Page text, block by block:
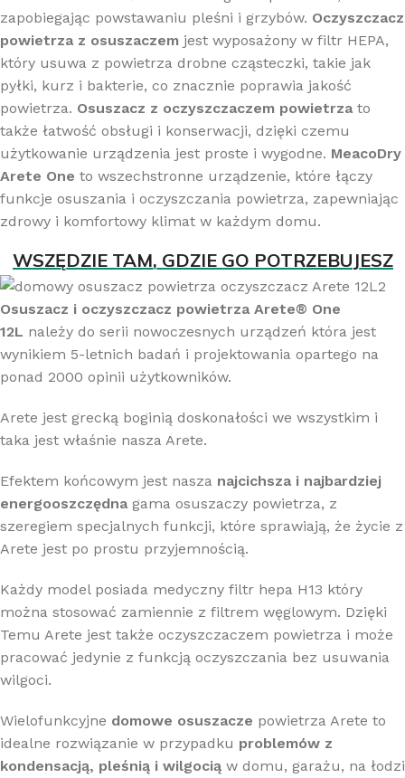
zapobiegając powstawaniu pleśni i grzybów. Oczyszczacz
powietrza z osuszaczem jest wyposażony w filtr HEPA,
który usuwa z powietrza drobne cząsteczki, takie jak
pyłki, kurz i bakterie, co znacznie poprawia jakość
powietrza. Osuszacz z oczyszczaczem powietrza to
także łatwość obsługi i konserwacji, dzięki czemu
użytkowanie urządzenia jest proste i wygodne. MeacoDry
Arete One to wszechstronne urządzenie, które łączy
funkcje osuszania i oczyszczania powietrza, zapewniając
zdrowy i komfortowy klimat w każdym domu.
WSZĘDZIE TAM, GDZIE GO POTRZEBUJESZ
Osuszacz i oczyszczacz powietrza Arete® One
12L należy do serii nowoczesnych urządzeń która jest
wynikiem 5-letnich badań i projektowania opartego na
ponad 2000 opinii użytkowników.
Arete jest grecką boginią doskonałości we wszystkim i
taka jest właśnie nasza Arete.
Efektem końcowym jest nasza najcichsza i najbardziej
energooszczędna gama osuszaczy powietrza, z
szeregiem specjalnych funkcji, które sprawiają, że życie z
Arete jest po prostu przyjemnością.
Każdy model posiada medyczny filtr hepa H13 który
można stosować zamiennie z filtrem węglowym. Dzięki
Temu Arete jest także oczyszczaczem powietrza i może
pracować jedynie z funkcją oczyszczania bez usuwania
wilgoci.
Wielofunkcyjne domowe osuszacze powietrza Arete to
idealne rozwiązanie w przypadku problemów z
kondensacją, pleśnią i wilgocią w domu, garażu, na łodzi